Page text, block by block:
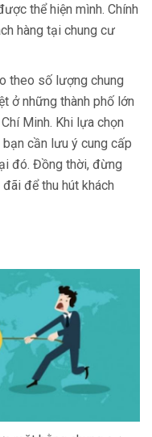
thể hiện mình. Chính
hàng tại chung cư
theo số lượng chung
ở những thành phố lớn
Minh. Khi lựa chọn
cần lưu ý cung cấp
đó. Đồng thời, đừng
để thu hút khách